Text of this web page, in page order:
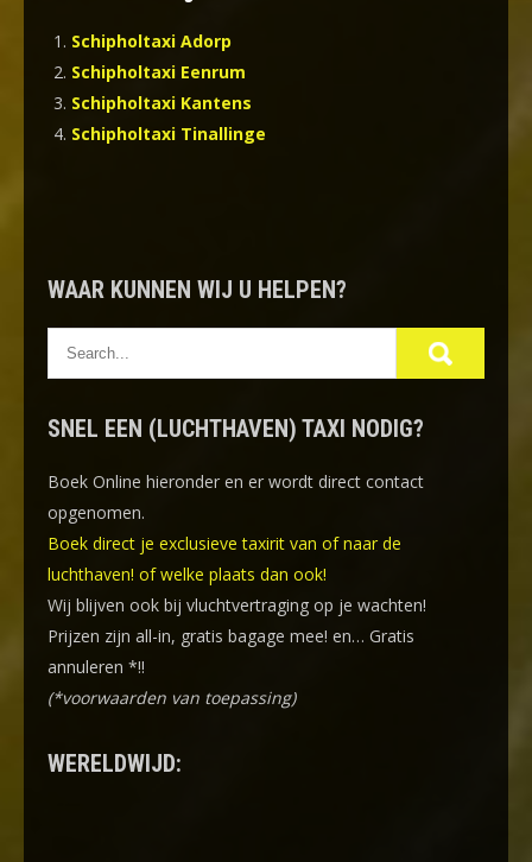
Schipholtaxi Adorp
Schipholtaxi Eenrum
Schipholtaxi Kantens
Schipholtaxi Tinallinge
WAAR KUNNEN WIJ U HELPEN?
SNEL EEN (LUCHTHAVEN) TAXI NODIG?
Boek Online hieronder en er wordt direct contact
opgenomen.
Boek direct je exclusieve taxirit van of naar de
luchthaven! of welke plaats dan ook!
Wij blijven ook bij vluchtvertraging op je wachten!
Prijzen zijn all-in, gratis bagage mee! en… Gratis
annuleren *!!
(*voorwaarden van toepassing)
WERELDWIJD: